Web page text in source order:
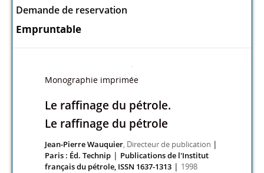
Paris : Le Moniteur|1997
Plus d'information...
Suggerer acquisition
Empruntable